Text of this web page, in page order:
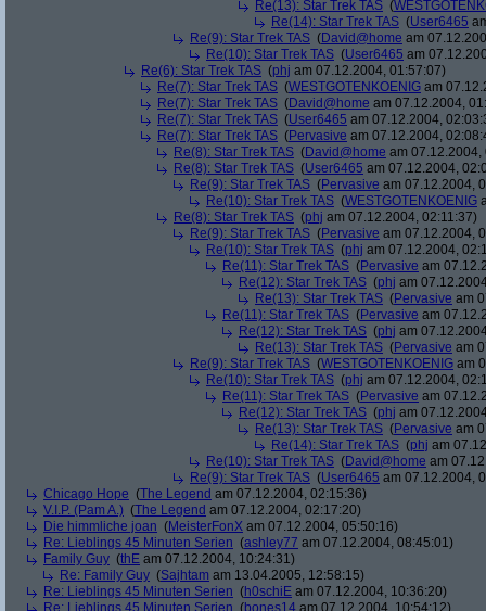
Re(13): Star Trek TAS (
Re(14): Star Trek TAS (User6465
Re(9): Star Trek TAS (David@home am
Re(10): Star Trek TAS (User6465 am
Re(6): Star Trek TAS (phj am 07.12.2004, 01:57:07)
Re(7): Star Trek TAS (WESTGOTENKOENIG am
Re(7): Star Trek TAS (David@home am 07.12.2004,
Re(7): Star Trek TAS (User6465 am 07.12.2004,
Re(7): Star Trek TAS (Pervasive am 07.12.2004,
Re(8): Star Trek TAS (David@home am 07.12.2004,
Re(8): Star Trek TAS (User6465 am 07.12.2004,
Re(9): Star Trek TAS (Pervasive am 07.12.2004,
Re(10): Star Trek TAS (WESTGOTENKOENIG
Re(8): Star Trek TAS (phj am 07.12.2004, 02:11:37)
Re(9): Star Trek TAS (Pervasive am 07.12.2004,
Re(10): Star Trek TAS (phj am 07.12.2004,
Re(11): Star Trek TAS (Pervasive am
Re(12): Star Trek TAS (phj am
Re(13): Star Trek TAS (Pervasive am
Re(11): Star Trek TAS (Pervasive am
Re(12): Star Trek TAS (phj am
Re(13): Star Trek TAS (Pervasive am
Re(9): Star Trek TAS (WESTGOTENKOENIG am
Re(10): Star Trek TAS (phj am 07.12.2004,
Re(11): Star Trek TAS (Pervasive am
Re(12): Star Trek TAS (phj am
Re(13): Star Trek TAS (Pervasive am
Re(14): Star Trek TAS (phj am
Re(10): Star Trek TAS (David@home am
Re(9): Star Trek TAS (User6465 am 07.12.2004,
Chicago Hope (The Legend am 07.12.2004, 02:15:36)
V.I.P. (Pam A.) (The Legend am 07.12.2004, 02:17:20)
Die himmliche joan (MeisterFonX am 07.12.2004, 05:50:16)
Re: Lieblings 45 Minuten Serien (ashley77 am 07.12.2004, 08:45:01)
Family Guy (thE am 07.12.2004, 10:24:31)
Re: Family Guy (Sajhtam am 13.04.2005, 12:58:15)
Re: Lieblings 45 Minuten Serien (h0schiE am 07.12.2004, 10:36:20)
Re: Lieblings 45 Minuten Serien (bones14 am 07.12.2004, 10:54:12)